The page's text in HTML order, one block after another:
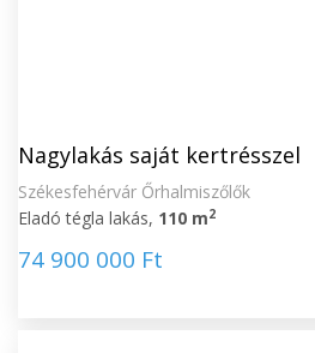
Nagylakás saját kertrésszel
Székesfehérvár Őrhalmiszőlők
Eladó tégla lakás, 110 m2
74 900 000 Ft